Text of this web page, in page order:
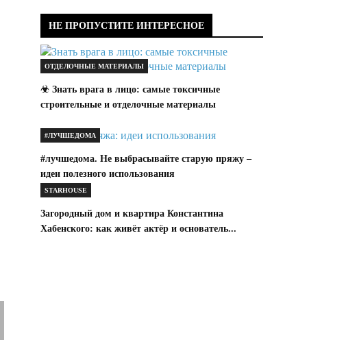
НЕ ПРОПУСТИТЕ ИНТЕРЕСНОЕ
ОТДЕЛОЧНЫЕ МАТЕРИАЛЫ
☣ Знать врага в лицо: самые токсичные
строительные и отделочные материалы
#ЛУЧШЕДОМА
#лучшедома. Не выбрасывайте старую пряжу –
идеи полезного использования
STARHOUSE
Загородный дом и квартира Константина
Хабенского: как живёт актёр и основатель...